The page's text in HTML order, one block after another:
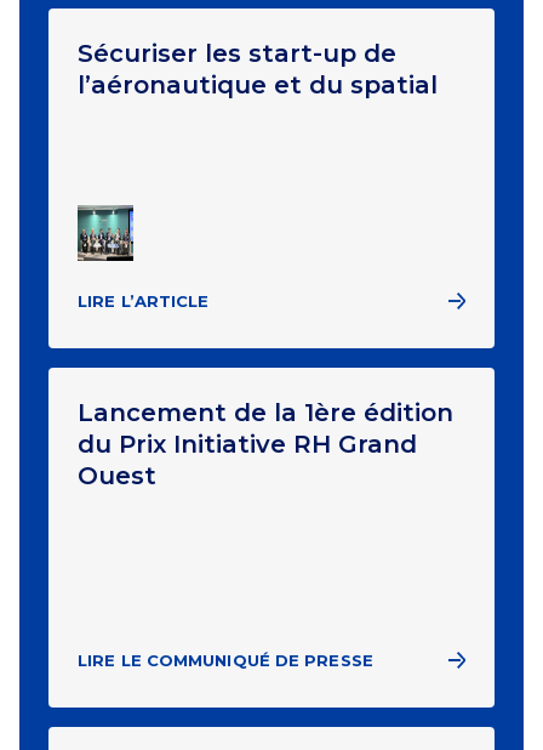
Sécuriser les start-up de
l’aéronautique et du spatial
LIRE L’ARTICLE
Lancement de la 1ère édition
du Prix Initiative RH Grand
Ouest
LIRE LE COMMUNIQUÉ DE PRESSE